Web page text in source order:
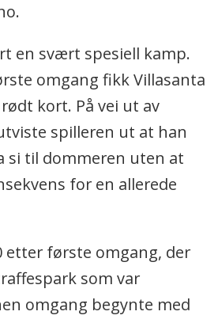
en svært spesiell kamp.
omgang fikk Villasanta
kort. På vei ut av
spilleren ut at han
si til dommeren uten at
for en allerede
etter første omgang, der
som var
omgang begynte med